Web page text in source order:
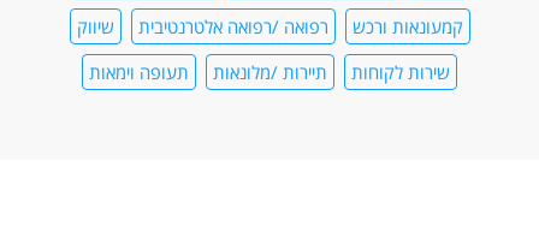
קמעונאות ורכש
רפואה /רפואה אלטרנטיבית
שיווק
שירות לקוחות
תיירות /מלונאות תעופה וימאות